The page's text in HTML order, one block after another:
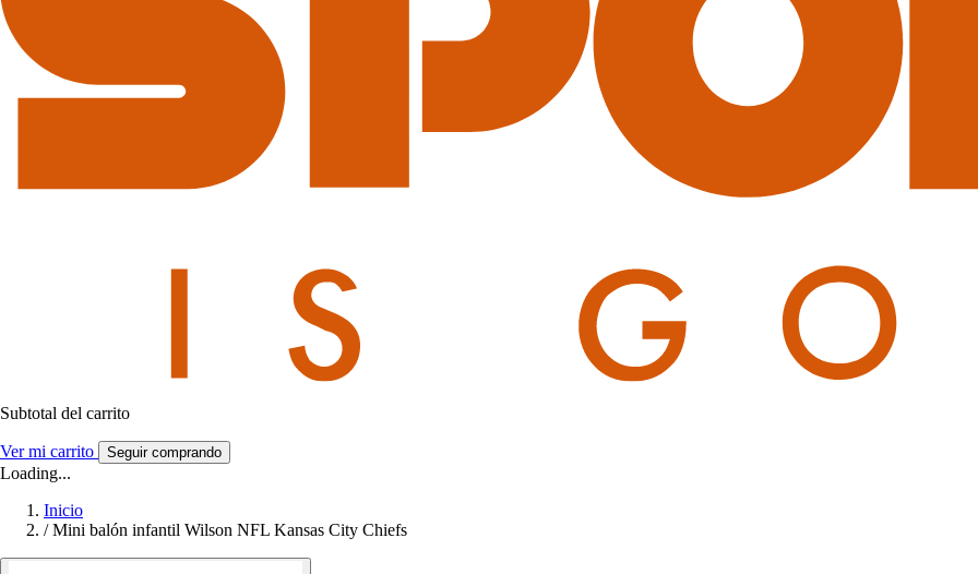
Subtotal del carrito
Ver mi carrito Seguir comprando
Loading...
Inicio
/ Mini balón infantil Wilson NFL Kansas City Chiefs